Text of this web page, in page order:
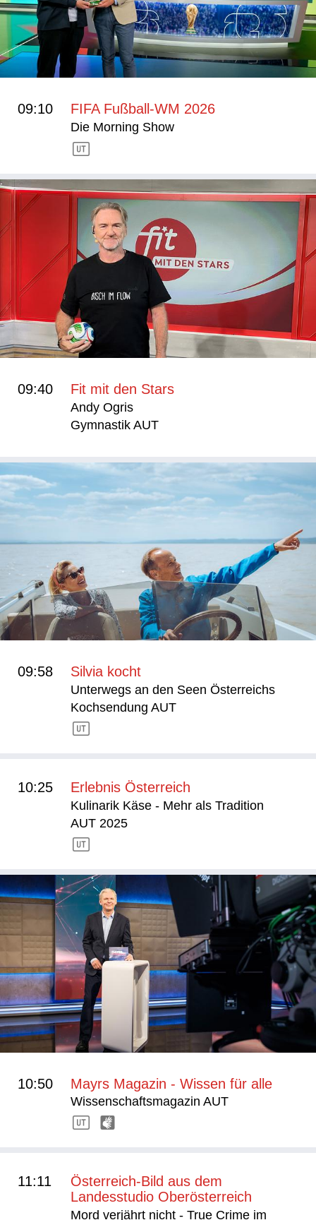
09:10 FIFA Fußball-WM 2026
Die Morning Show
09:40 Fit mit den Stars
Andy Ogris
Gymnastik AUT
09:58 Silvia kocht
Unterwegs an den Seen Österreichs
Kochsendung AUT
10:25 Erlebnis Österreich
Kulinarik Käse - Mehr als Tradition
AUT 2025
10:50 Mayrs Magazin - Wissen für alle
Wissenschaftsmagazin AUT
11:11
Österreich-Bild aus dem
Landesstudio Oberösterreich
Mord verjährt nicht - True Crime im